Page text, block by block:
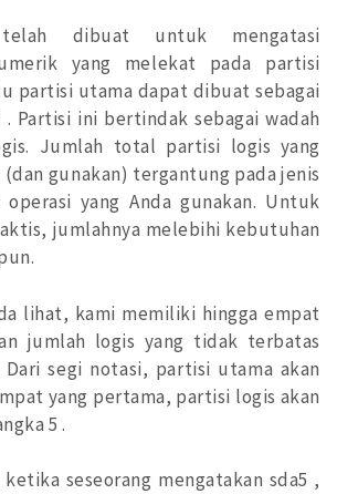
dibuat untuk mengatasi
yang melekat pada partisi
partisi utama dapat dibuat sebagai
Partisi ini bertindak sebagai wadah
Jumlah total partisi logis yang
gunakan) tergantung pada jenis
yang Anda gunakan. Untuk
jumlahnya melebihi kebutuhan
lihat, kami memiliki hingga empat
jumlah logis yang tidak terbatas
segi notasi, partisi utama akan
yang pertama, partisi logis akan
5 .
seseorang mengatakan sda5 ,